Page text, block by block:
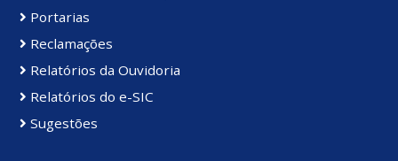
Portarias
Reclamações
Relatórios da Ouvidoria
Relatórios do e-SIC
Sugestões